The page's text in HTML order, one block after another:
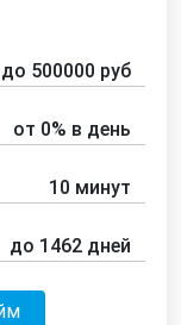
до 500000 руб
от 0% в день
10 минут
до 1462 дней